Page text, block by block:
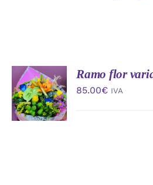
AÑADIR
AL
CARRITO
/
DETALLES
Ramo flor
85.00€ IVA